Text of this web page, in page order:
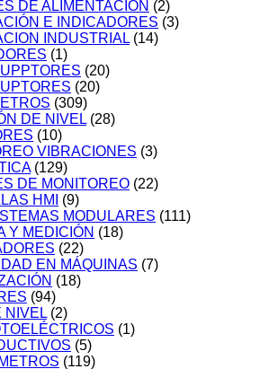
DE ALIMENTACION (2)
E INDICADORES (3)
INDUSTRIAL (14)
(1)
(20)
(20)
(309)
DE NIVEL (28)
(10)
VIBRACIONES (3)
(129)
DE MONITOREO (22)
HMI
(9)
MODULARES (111)
Y MEDICIÓN (18)
(22)
EN MÁQUINAS (7)
(18)
(94)
NIVEL (2)
(1)
(5)
(119)